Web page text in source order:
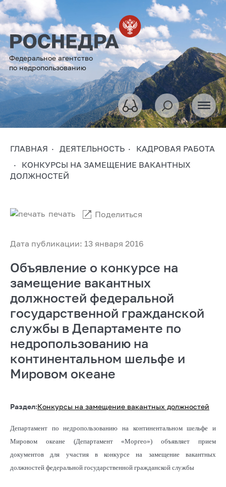
Федеральное агентство
по недропользованию
ГЛАВНАЯ ДЕЯТЕЛЬНОСТЬ
КАДРОВАЯ РАБОТА
КОНКУРСЫ НА ЗАМЕЩЕНИЕ ВАКАНТНЫХ
ДОЛЖНОСТЕЙ
Дата публикации: 13 января 2016
печать Поделиться
Объявление о конкурсе на
замещение вакантных
должностей федеральной
государственной гражданской
службы в Департаменте по
недропользованию на
континентальном шельфе и
Мировом океане
Раздел:Конкурсы на замещение вакантных должностей
Департамент по недропользованию на континентальном шельфе и
Мировом океане (Департамент «Моргео») объявляет прием
документов для участия в конкурсе на замещение вакантных
должностей федеральной государственной гражданской службы